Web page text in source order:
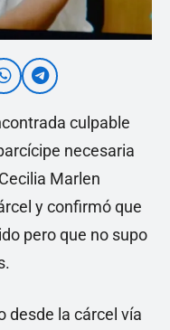
culpable
necesaria
Marlen
y confirmó que
pero que no supo
desde la cárcel vía